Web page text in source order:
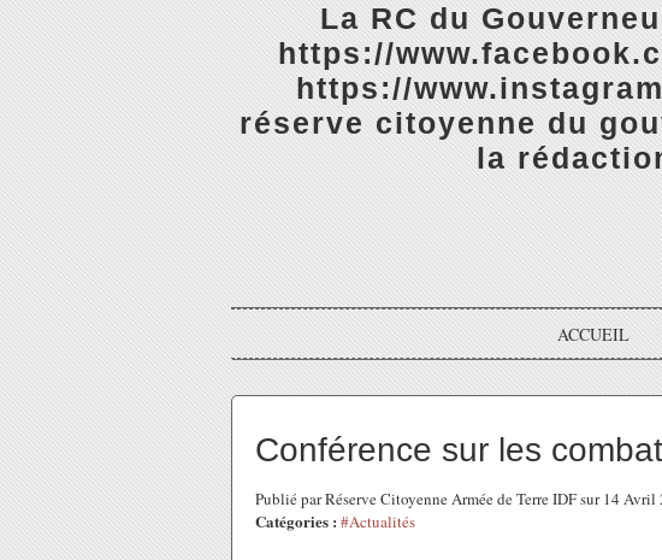
La RC du
https://
https://
réserve citoyenne du
la
ACCUEIL
Conférence sur les
Publié par Réserve Citoyenne Armée de Terre IDF sur 14
Catégories : #Actualités